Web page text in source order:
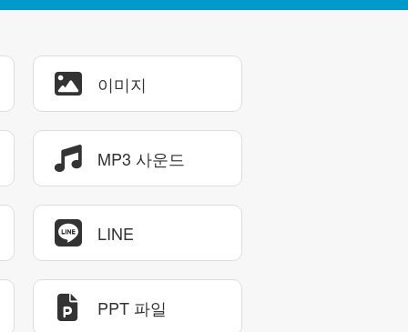
이미지
MP3 사운드
LINE
PPT 파일